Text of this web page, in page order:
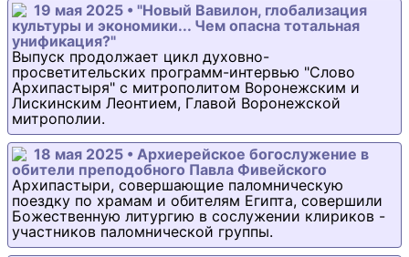
19 мая 2025 • "Новый Вавилон, глобализация
культуры и экономики... Чем опасна тотальная
унификация?"
Выпуск продолжает цикл духовно-
просветительских программ-интервью "Слово
Архипастыря" с митрополитом Воронежским и
Лискинским Леонтием, Главой Воронежской
митрополии.
18 мая 2025 • Архиерейское богослужение в
обители преподобного Павла Фивейского
Архипастыри, совершающие паломническую
поездку по храмам и обителям Египта, совершили
Божественную литургию в сослужении клириков -
участников паломнической группы.